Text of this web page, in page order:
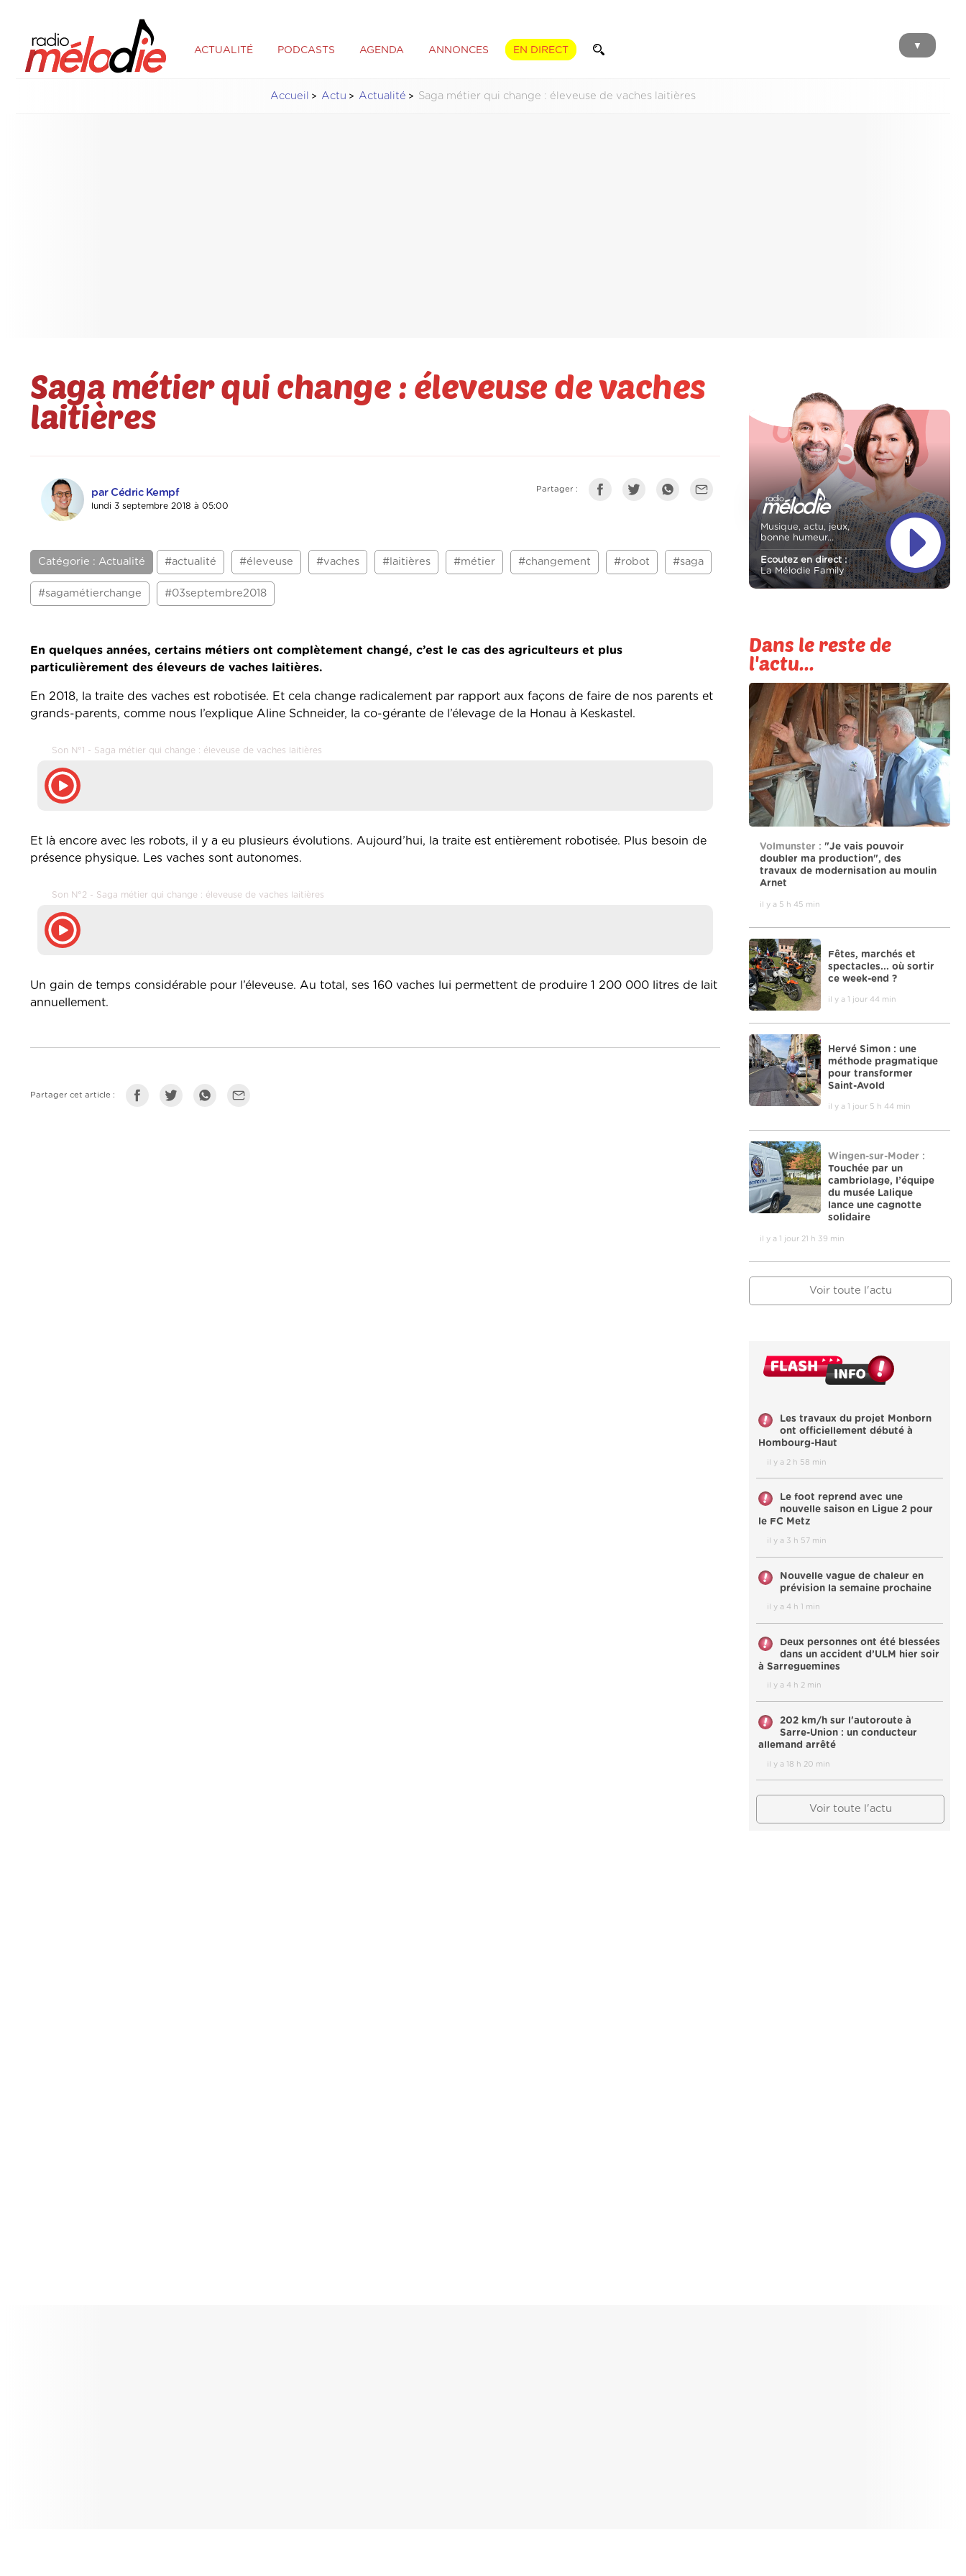
ACTUALITÉ PODCASTS AGENDA ANNONCES EN DIRECT ▼
Accueil Actu Actualité Saga métier qui change : éleveuse de vaches laitières
Saga métier qui change : éleveuse de vaches
laitières
par Cédric Kempf
lundi 3 septembre 2018 à 05:00
Partager :
Catégorie : Actualité #actualité #éleveuse #vaches #laitières #métier #changement #robot #saga
#sagamétierchange #03septembre2018
En quelques années, certains métiers ont complètement changé, c’est le cas des agriculteurs et plus
particulièrement des éleveurs de vaches laitières.
En 2018, la traite des vaches est robotisée. Et cela change radicalement par rapport aux façons de faire de nos parents et
grands-parents, comme nous l’explique Aline Schneider, la co-gérante de l’élevage de la Honau à Keskastel.
Son N°1 - Saga métier qui change : éleveuse de vaches laitières
Et là encore avec les robots, il y a eu plusieurs évolutions. Aujourd’hui, la traite est entièrement robotisée. Plus besoin de
présence physique. Les vaches sont autonomes.
Son N°2 - Saga métier qui change : éleveuse de vaches laitières
Un gain de temps considérable pour l’éleveuse. Au total, ses 160 vaches lui permettent de produire 1 200 000 litres de lait
annuellement.
Partager cet article :
Musique, actu, jeux,
bonne humeur...
Ecoutez en direct :
La Mélodie Family
Dans le reste de
l'actu...
Volmunster : "Je vais pouvoir
doubler ma production", des
travaux de modernisation au moulin
Arnet
il y a 5 h 45 min
Fêtes, marchés et
spectacles... où sortir
ce week-end ?
il y a 1 jour 44 min
Hervé Simon : une
méthode pragmatique
pour transformer
Saint-Avold
il y a 1 jour 5 h 44 min
Wingen-sur-Moder :
Touchée par un
cambriolage, l’équipe
du musée Lalique
lance une cagnotte
solidaire
il y a 1 jour 21 h 39 min
Voir toute l'actu
Les travaux du projet Monborn
ont officiellement débuté à
Hombourg-Haut
il y a 2 h 58 min
Le foot reprend avec une
nouvelle saison en Ligue 2 pour
le FC Metz
il y a 3 h 57 min
Nouvelle vague de chaleur en
prévision la semaine prochaine
il y a 4 h 1 min
Deux personnes ont été blessées
dans un accident d’ULM hier soir
à Sarreguemines
il y a 4 h 2 min
202 km/h sur l'autoroute à
Sarre-Union : un conducteur
allemand arrêté
il y a 18 h 20 min
Voir toute l'actu